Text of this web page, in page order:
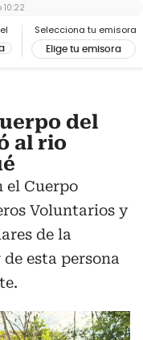
Selecciona tu emisora
Elige tu emisora
10:22
del
al rio
el Cuerpo
Voluntarios y
de la
esta persona